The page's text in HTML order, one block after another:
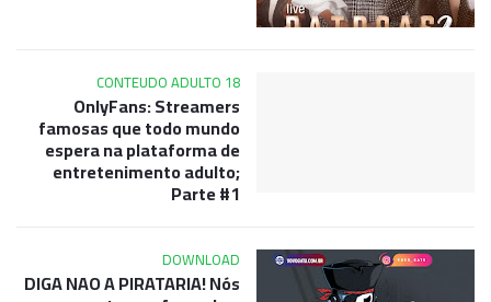
CONTEUDO ADULTO 18
OnlyFans: Streamers
famosas que todo mundo
espera na plataforma de
entretenimento adulto;
Parte #1
DOWNLOAD
DIGA NAO A PIRATARIA! Nós